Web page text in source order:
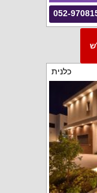
052-
כלנית